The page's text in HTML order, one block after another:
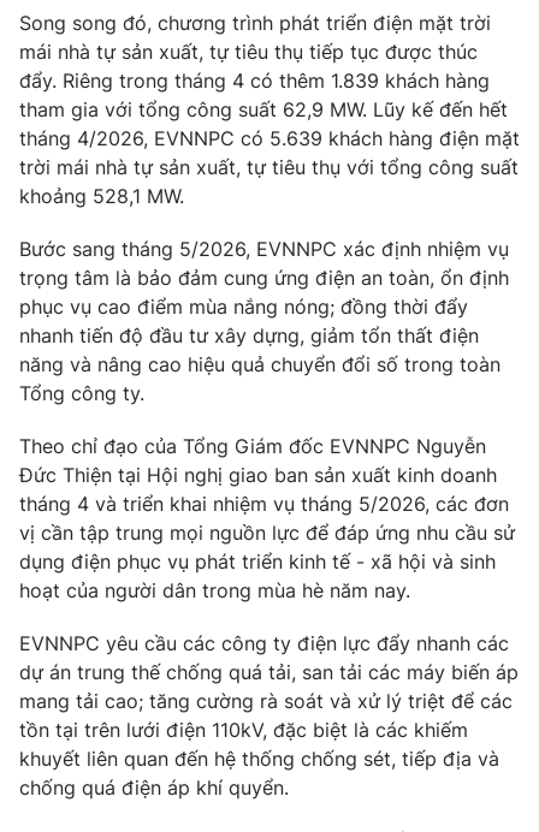
® Cấm sao chép dưới mọi hình thức nếu không có sự chấp
thuận bằng văn bản. Ghi rõ nguồn VTV.vn khi phát hành lại
thông tin từ website này.
Song song đó, chương trình phát triển điện mặt trời
mái nhà tự sản xuất, tự tiêu thụ tiếp tục được thúc
đẩy. Riêng trong tháng 4 có thêm 1.839 khách hàng
tham gia với tổng công suất 62,9 MW. Lũy kế đến hết
tháng 4/2026, EVNNPC có 5.639 khách hàng điện mặt
trời mái nhà tự sản xuất, tự tiêu thụ với tổng công suất
khoảng 528,1 MW.
Bước sang tháng 5/2026, EVNNPC xác định nhiệm vụ
trọng tâm là bảo đảm cung ứng điện an toàn, ổn định
phục vụ cao điểm mùa nắng nóng; đồng thời đẩy
nhanh tiến độ đầu tư xây dựng, giảm tổn thất điện
năng và nâng cao hiệu quả chuyển đổi số trong toàn
Tổng công ty.
Theo chỉ đạo của Tổng Giám đốc EVNNPC Nguyễn
Đức Thiện tại Hội nghị giao ban sản xuất kinh doanh
tháng 4 và triển khai nhiệm vụ tháng 5/2026, các đơn
vị cần tập trung mọi nguồn lực để đáp ứng nhu cầu sử
dụng điện phục vụ phát triển kinh tế - xã hội và sinh
hoạt của người dân trong mùa hè năm nay.
EVNNPC yêu cầu các công ty điện lực đẩy nhanh các
dự án trung thế chống quá tải, san tải các máy biến áp
mang tải cao; tăng cường rà soát và xử lý triệt để các
tồn tại trên lưới điện 110kV, đặc biệt là các khiếm
khuyết liên quan đến hệ thống chống sét, tiếp địa và
chống quá điện áp khí quyển.